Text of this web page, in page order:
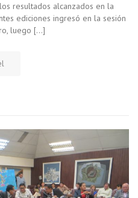
resultados alcanzados en la
ediciones ingresó en la sesión
luego […]